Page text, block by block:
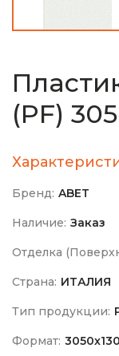
(PF)
Бренд: ABET
Наличие: Заказ
Отделка
Страна: ИТАЛИЯ
Тип продукции:
Формат: